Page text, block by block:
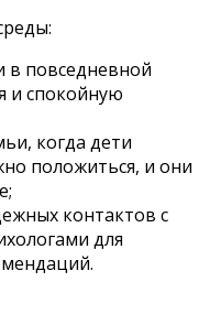
в повседневной
и спокойную
когда дети
положиться, и они
контактов с
для